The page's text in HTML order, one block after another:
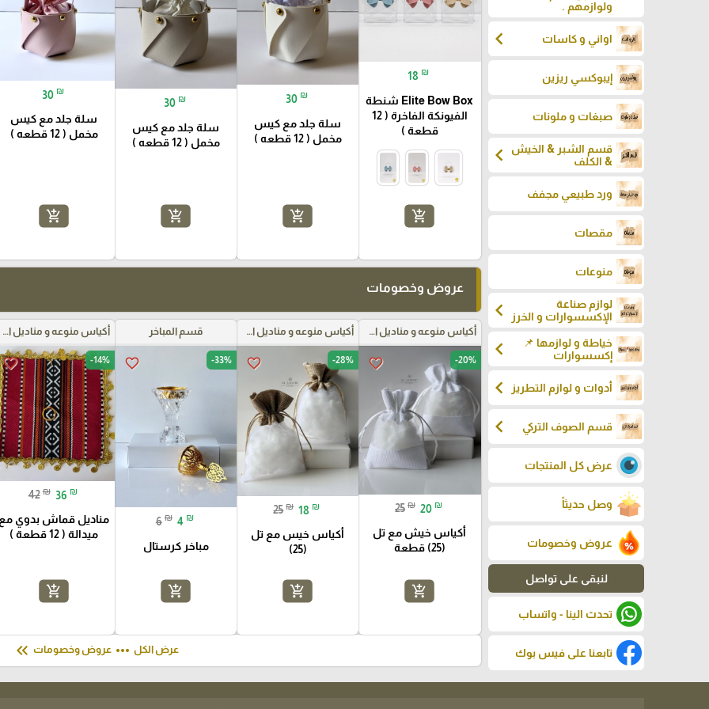
ولوازمهم .
اواني و كاسات chevron_left
إيبوكسي ريزين
صبغات و ملونات
قسم الشبر & الخيش
& الكلف
chevron_left
ورد طبيعي مجفف
مقصات
منوعات
لوازم صناعة
الإكسسوارات و الخرز
chevron_left
خياطة و لوازمها 📌
إكسسوارات
chevron_left
أدوات و لوازم التطريزchevron_left
قسم الصوف التركي chevron_left
عرض كل المنتجات
وصل حديثاً
عروض وخصومات
لنبقى على تواصل
تحدث الينا - واتساب
تابعنا على فيس بوك
18 ₪
Elite Bow Box شنطة
الفيونكة الفاخرة ( 12
قطعة )
add_shopping_cart
30 ₪
سلة جلد مع كيس
مخمل ( 12 قطعه )
add_shopping_cart
30 ₪
سلة جلد مع كيس
مخمل ( 12 قطعه )
add_shopping_cart
30 ₪
سلة جلد مع كيس
مخمل ( 12 قطعه )
add_shopping_cart
عروض وخصومات
أكياس منوعه و مناديل اعراس
favorite_border -20%
25 ₪ 20 ₪
أكياس خيش مع تل
(25) قطعة
add_shopping_cart
أكياس منوعه و مناديل اعراس
favorite_border -28%
25 ₪ 18 ₪
أكياس خيس مع تل
(25)
add_shopping_cart
قسم المباخر
favorite_border -33%
6 ₪ 4 ₪
مباخر كرستال
add_shopping_cart
أكياس منوعه و مناديل اعراس
favorite_border -14%
42 ₪ 36 ₪
مناديل قماش بدوي مع
ميدالة ( 12 قطعة )
add_shopping_cart
عرض الكل more_horiz عروض وخصومات keyboard_double_arrow_left